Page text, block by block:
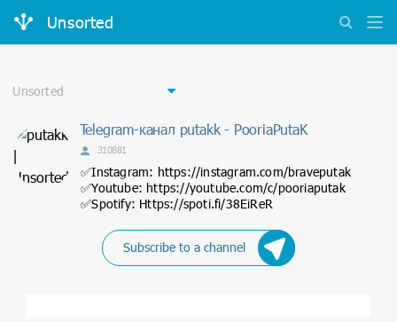
Unsorted
Telegram-канал putakk - PooriaPutaK
310881
✅Instagram: https://instagram.com/braveputak
✅Youtube: https://youtube.com/c/pooriaputak
✅Spotify: Https://spoti.fi/38EiReR
Subscribe to a channel